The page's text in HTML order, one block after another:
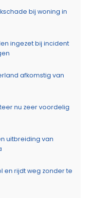
bij woning in
ingezet bij incident
afkomstig van
nu zeer voordelig
uitbreiding van
en rijdt weg zonder te